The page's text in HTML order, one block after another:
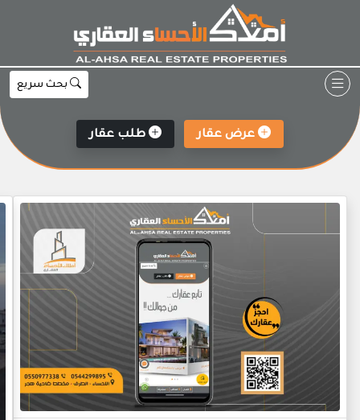
بحث سريع
عرض عقار طلب عقار